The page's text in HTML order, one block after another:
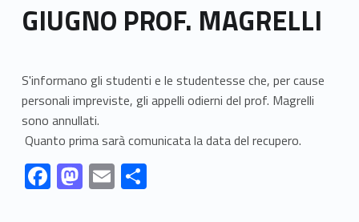
GIUGNO PROF. MAGRELLI
S'informano gli studenti e le studentesse che, per cause
personali impreviste, gli appelli odierni del prof. Magrelli
sono annullati.
Quanto prima sarà comunicata la data del recupero.
Link identifier #identifier__176917-1
F
ac
Link identifier #identifier__35602-2 M
as
Link identifier #identifier__120303-3 E
m
Link identifier #identifier__52449-4 C